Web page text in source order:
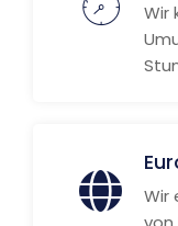
Wir
Wir